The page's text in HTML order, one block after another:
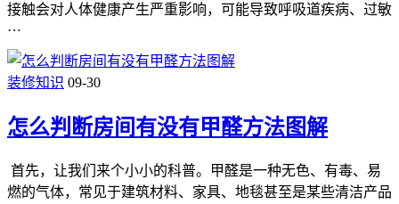
接触会对人体健康产生严重影响，可能导致呼吸道疾病、过敏
…
装修知识 09-30
怎么判断房间有没有甲醛方法图解
首先，让我们来个小小的科普。甲醛是一种无色、有毒、易
燃的气体，常见于建筑材料、家具、地毯甚至是某些清洁产品